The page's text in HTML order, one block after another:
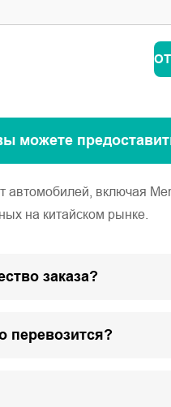
можете
включая
на китайском рынке.
заказа?
перевозится?